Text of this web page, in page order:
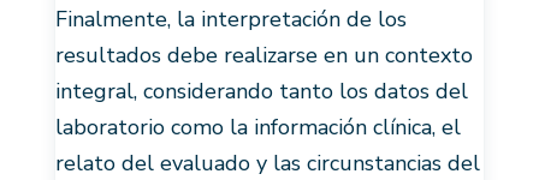
Finalmente, la interpretación de los
resultados debe realizarse en un contexto
integral, considerando tanto los datos del
laboratorio como la información clínica, el
relato del evaluado y las circunstancias del